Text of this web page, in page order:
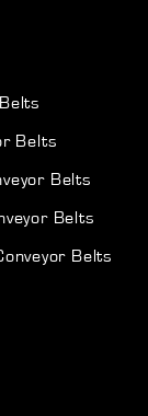
Belts
Belts
Belts
Belts